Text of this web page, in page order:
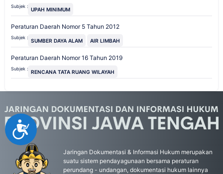
Accessibility
Subjek : UPAH MINIMUM
Peraturan Daerah Nomor 5 Tahun 2012
Subjek : SUMBER DAYA ALAM AIR LIMBAH
Peraturan Daerah Nomor 16 Tahun 2019
Subjek : RENCANA TATA RUANG WILAYAH
Jaringan Dokumentasi & Informasi Hukum merupakan
suatu sistem pendayagunaan bersama peraturan
perundang - undangan, dokumentasi hukum lainnya